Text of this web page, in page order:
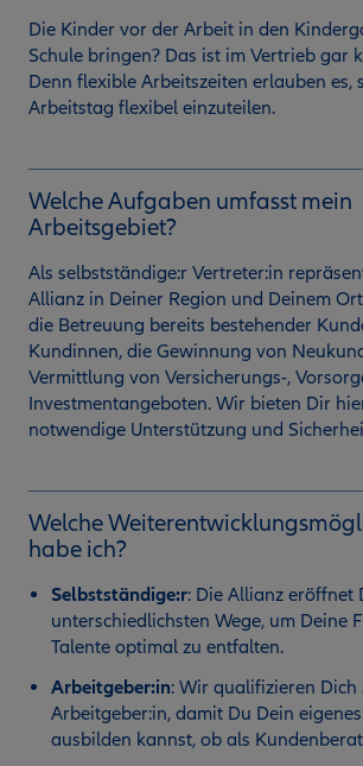
Die Kinder vor der Arbeit in den
Schule bringen? Das ist im Vertrieb gar
Denn flexible Arbeitszeiten erlauben es,
Arbeitstag flexibel einzuteilen.
Welche Aufgaben umfasst mein
Arbeitsgebiet?
Als selbstständige:r Vertreter:in
Allianz in Deiner Region und Deinem
die Betreuung bereits bestehender
Kundinnen, die Gewinnung von
Vermittlung von Versicherungs-,
Investmentangeboten. Wir bieten Dir
notwendige Unterstützung und
Welche
habe ich?
Selbstständige:r: Die Allianz eröffnet
unterschiedlichsten Wege, um Deine
Talente optimal zu entfalten.
Arbeitgeber:in: Wir qualifizieren Dich
Arbeitgeber:in, damit Du Dein
ausbilden kannst, ob als